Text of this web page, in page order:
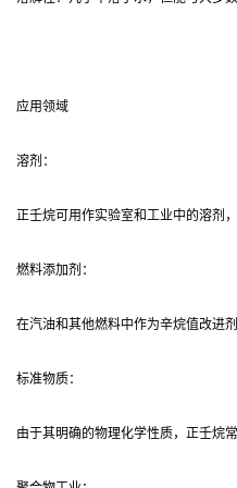
应用领域
溶剂：
正壬烷可用作实验室和工业中的溶剂
燃料添加剂：
在汽油和其他燃料中作为辛烷值改进
标准物质：
由于其明确的物理化学性质，正壬烷